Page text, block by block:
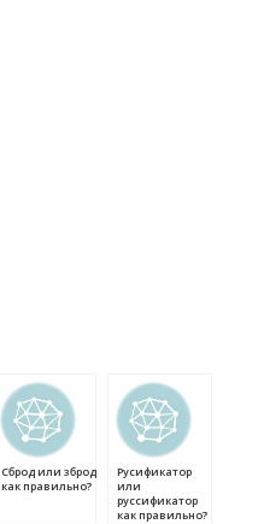
Сброд или зброд
как правильно?
Русификатор
или
руссификатор
как правильно?